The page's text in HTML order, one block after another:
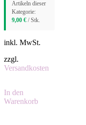
Artikeln dieser
Kategorie:
9,00 € / Stk.
inkl. MwSt.
zzgl.
Versandkosten
In den
Warenkorb